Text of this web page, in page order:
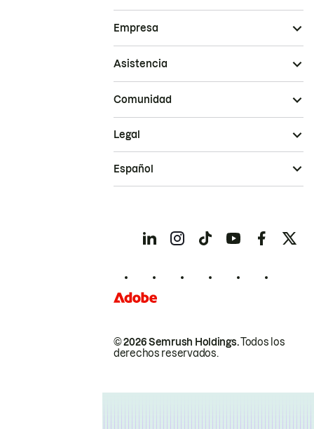
Empresa
Asistencia
Comunidad
© 2026 Semrush Holdings.Todos los
derechos reservados.
Legal
Español